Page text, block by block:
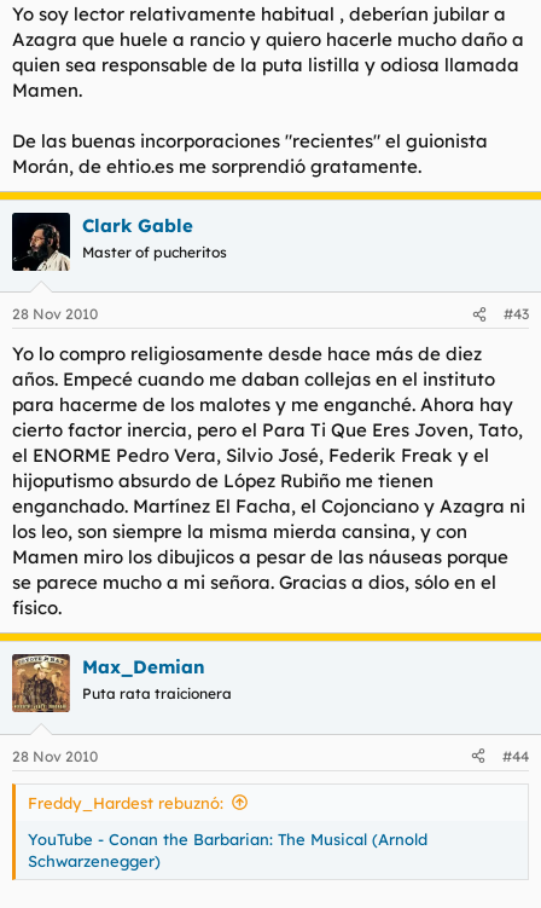
Yo soy lector relativamente habitual , deberían jubilar a
Azagra que huele a rancio y quiero hacerle mucho daño a
quien sea responsable de la puta listilla y odiosa llamada
Mamen.
De las buenas incorporaciones "recientes" el guionista
Morán, de ehtio.es me sorprendió gratamente.
Clark Gable
Master of pucheritos
28 Nov 2010 #43
Yo lo compro religiosamente desde hace más de diez
años. Empecé cuando me daban collejas en el instituto
para hacerme de los malotes y me enganché. Ahora hay
cierto factor inercia, pero el Para Ti Que Eres Joven, Tato,
el ENORME Pedro Vera, Silvio José, Federik Freak y el
hijoputismo absurdo de López Rubiño me tienen
enganchado. Martínez El Facha, el Cojonciano y Azagra ni
los leo, son siempre la misma mierda cansina, y con
Mamen miro los dibujicos a pesar de las náuseas porque
se parece mucho a mi señora. Gracias a dios, sólo en el
físico.
Max_Demian
Puta rata traicionera
28 Nov 2010 #44
Freddy_Hardest rebuznó:
YouTube - Conan the Barbarian: The Musical (Arnold
Schwarzenegger)